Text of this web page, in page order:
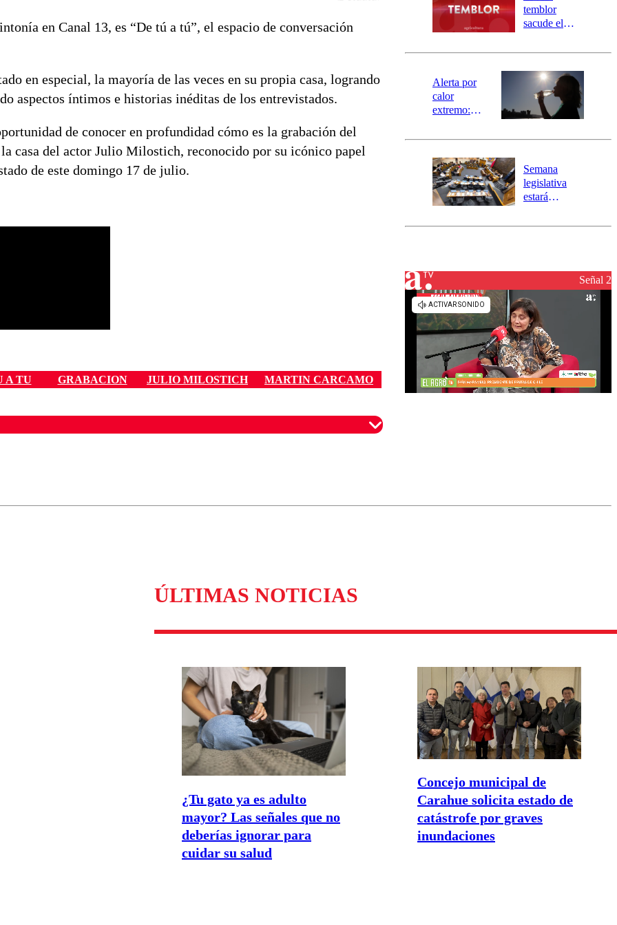
en Canal 13, es “De tú a tú”, el espacio de conversación
en especial, la mayoría de las veces en su propia casa, logrando
aspectos íntimos e historias inéditas de los entrevistados.
de conocer en profundidad cómo es la grabación del
casa del actor Julio Milostich, reconocido por su icónico papel
de este domingo 17 de julio.
A TU GRABACION JULIO MILOSTICH MARTIN CARCAMO
activa
mensajería
SAE
temblor
sacude el
revisa la
epicentro
Alerta por
calor
extremo:
activa Alerta
Preventiva en
tres comunas
Semana
legislativa
estará
el fin de la
reconstrucciónSeñal 2
ÚLTIMAS NOTICIAS
¿Tu gato ya es adulto
mayor? Las señales que no
deberías ignorar para
cuidar su salud
Concejo municipal de
Carahue solicita estado de
catástrofe por graves
inundaciones